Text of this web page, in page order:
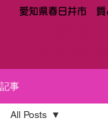
愛知県春日井市
記事
All Posts